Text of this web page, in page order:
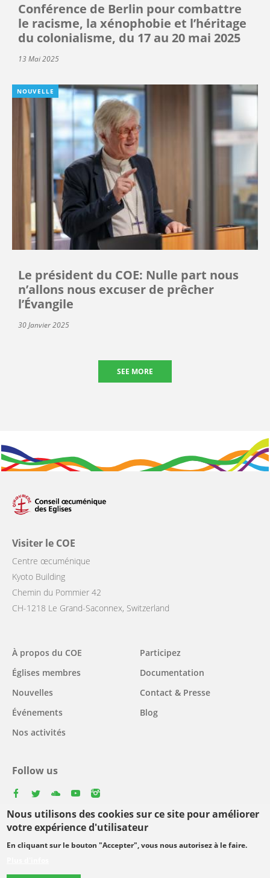
Nous utilisons des cookies sur ce site pour améliorer
votre expérience d'utilisateur
En cliquant sur le bouton "Accepter", vous nous autorisez à le faire.
Conférence de Berlin pour combattre
le racisme, la xénophobie et l’héritage
du colonialisme, du 17 au 20 mai 2025
13 Mai 2025
NOUVELLE
Le président du COE: Nulle part nous
n’allons nous excuser de prêcher
l’Évangile
30 Janvier 2025
SEE MORE
Visiter le COE
Centre œcuménique
Kyoto Building
Chemin du Pommier 42
CH-1218 Le Grand-Saconnex, Switzerland
Main
navigation
À propos du COE
Églises membres
Nouvelles
Événements
Nos activités
Participez
Documentation
Contact & Presse
Blog
Follow us
Select
your
Footer
Protection des données personnelles